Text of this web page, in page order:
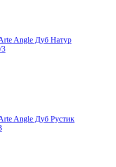
Angle Дуб Натур
3
Angle Дуб Рустик